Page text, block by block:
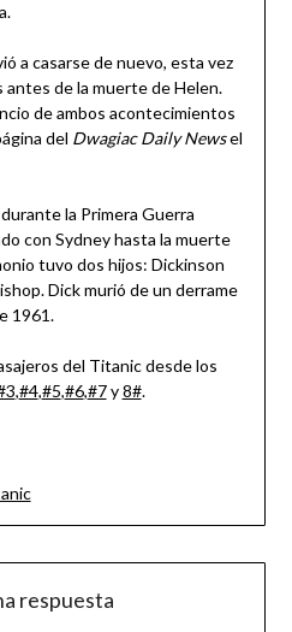
a casarse de nuevo, esta vez
antes de la muerte de Helen.
de ambos acontecimientos
del Dwagiac Daily Newsel
la Primera Guerra
con Sydney hasta la muerte
tuvo dos hijos: Dickinson
Dick murió de un derrame
1961.
del Titanic desde los
,#4,#5,#6,#7y8#.
respuesta